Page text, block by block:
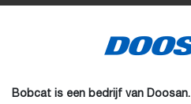
Bobcat is een bedrijf van Doosan.